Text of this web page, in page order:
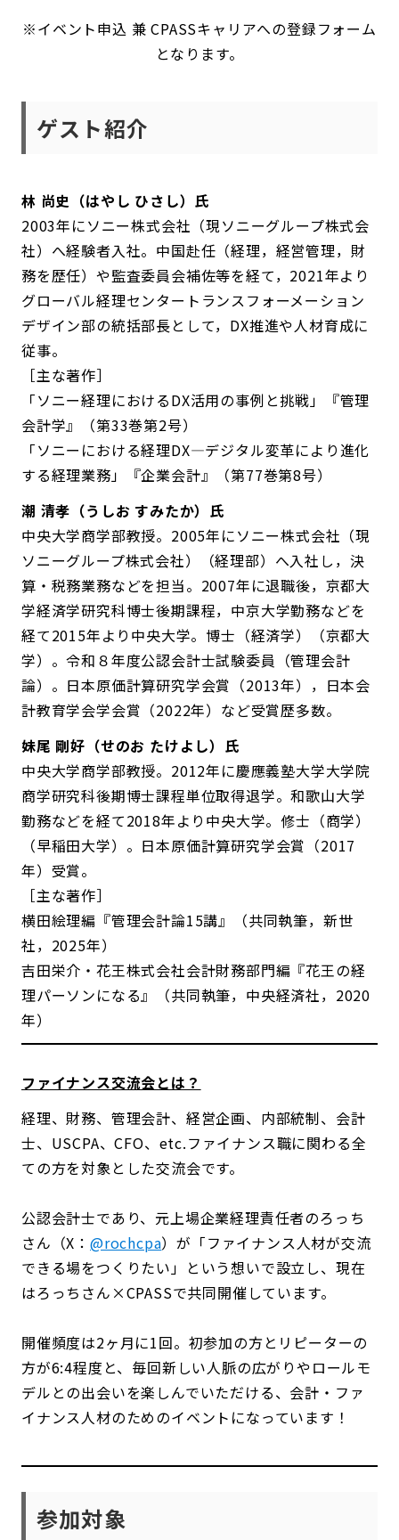
※イベント申込 兼 CPASSキャリアへの登録フォーム
となります。
ゲスト紹介
林 尚史（はやし ひさし）氏
2003年にソニー株式会社（現ソニーグループ株式会
社）へ経験者入社。中国赴任（経理，経営管理，財
務を歴任）や監査委員会補佐等を経て，2021年より
グローバル経理センタートランスフォーメーション
デザイン部の統括部長として，DX推進や人材育成に
従事。
［主な著作］
「ソニー経理におけるDX活用の事例と挑戦」『管理
会計学』（第33巻第2号）
「ソニーにおける経理DX―デジタル変革により進化
する経理業務」『企業会計』（第77巻第8号）
潮 清孝（うしお すみたか）氏
中央大学商学部教授。2005年にソニー株式会社（現
ソニーグループ株式会社）（経理部）へ入社し，決
算・税務業務などを担当。2007年に退職後，京都大
学経済学研究科博士後期課程，中京大学勤務などを
経て2015年より中央大学。博士（経済学）（京都大
学）。令和８年度公認会計士試験委員（管理会計
論）。日本原価計算研究学会賞（2013年），日本会
計教育学会学会賞（2022年）など受賞歴多数。
妹尾 剛好（せのお たけよし）氏
中央大学商学部教授。2012年に慶應義塾大学大学院
商学研究科後期博士課程単位取得退学。和歌山大学
勤務などを経て2018年より中央大学。修士（商学）
（早稲田大学）。日本原価計算研究学会賞（2017
年）受賞。
［主な著作］
横田絵理編『管理会計論15講』（共同執筆，新世
社，2025年）
吉田栄介・花王株式会社会計財務部門編『花王の経
理パーソンになる』（共同執筆，中央経済社，2020
年）
ファイナンス交流会とは？
経理、財務、管理会計、経営企画、内部統制、会計
士、USCPA、CFO、etc.ファイナンス職に関わる全
ての方を対象とした交流会です。
公認会計士であり、元上場企業経理責任者のろっち
さん（X： @rochcpa）が「ファイナンス人材が交流
できる場をつくりたい」という想いで設立し、現在
はろっちさん×CPASSで共同開催しています。
開催頻度は2ヶ月に1回。初参加の方とリピーターの
方が6:4程度と、毎回新しい人脈の広がりやロールモ
デルとの出会いを楽しんでいただける、会計・ファ
イナンス人材のためのイベントになっています！
参加対象